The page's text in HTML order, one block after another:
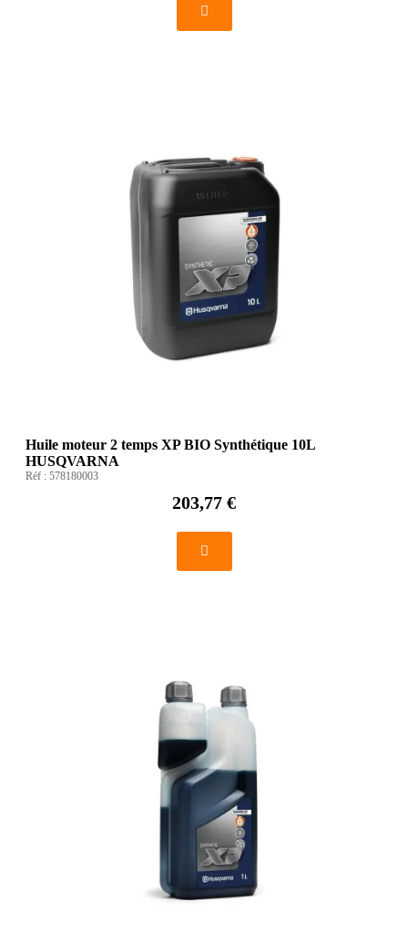
Huile moteur 2 temps XP BIO Synthétique 10L
HUSQVARNA
Réf : 578180003
203,77 €